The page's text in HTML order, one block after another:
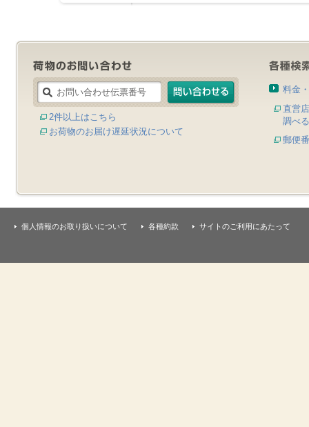
2件以上はこちら
お荷物のお届け遅延状況について
料金
直営
調べる
郵便
個人情報のお取り扱いについて 各種約款 サイトのご利用にあたって